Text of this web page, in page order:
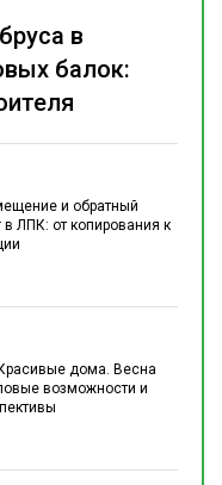
и обратный
ЛПК: от копирования к
дома. Весна
возможности и
в
балок: